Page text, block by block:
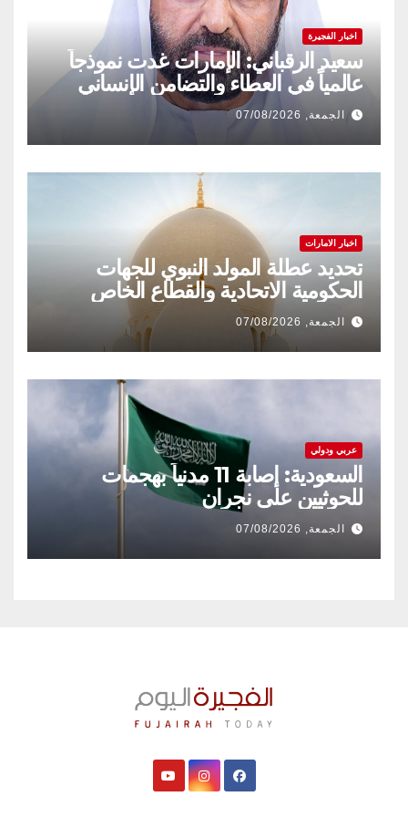
اخبار الفجيرة
سعيد الرقباني: الإمارات غدت نموذجاً
عالمياً في العطاء والتضامن الإنساني
الجمعة, 07/08/2026
اخبار الامارات
تحديد عطلة المولد النبوي للجهات
الحكومية الاتحادية والقطاع الخاص
الجمعة, 07/08/2026
عربي ودولي
السعودية: إصابة 11 مدنياً بهجمات
للحوثيين على نجران
الجمعة, 07/08/2026